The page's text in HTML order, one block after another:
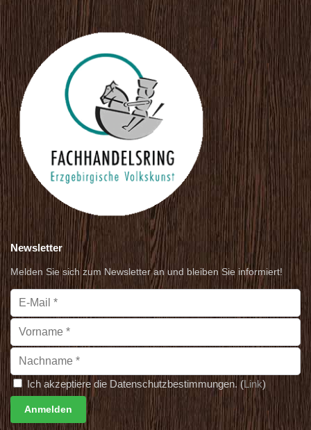
Newsletter
Melden Sie sich zum Newsletter an und bleiben Sie informiert!
Ich akzeptiere die Datenschutzbestimmungen. (Link)